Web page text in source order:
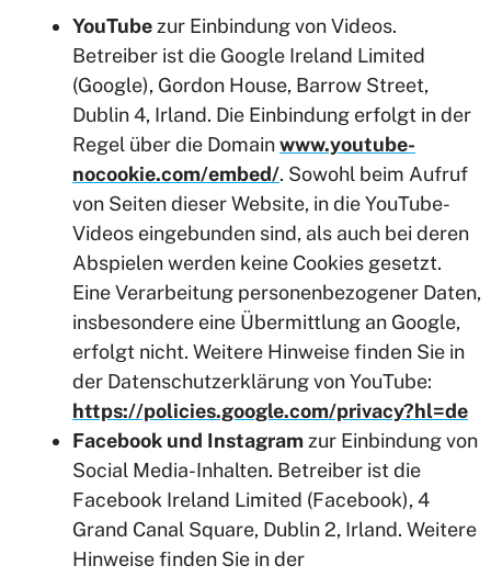
YouTube zur Einbindung von Videos.
Betreiber ist die Google Ireland Limited
(Google), Gordon House, Barrow Street,
Dublin 4, Irland. Die Einbindung erfolgt in der
Regel über die Domainwww.youtube-
nocookie.com/embed/. Sowohl beim Aufruf
von Seiten dieser Website, in die YouTube-
Videos eingebunden sind, als auch bei deren
Abspielen werden keine Cookies gesetzt.
Eine Verarbeitung personenbezogener Daten,
insbesondere eine Übermittlung an Google,
erfolgt nicht. Weitere Hinweise finden Sie in
der Datenschutzerklärung von YouTube:
https://policies.google.com/privacy?hl=de
Facebook und Instagram zur Einbindung von
Social Media-Inhalten. Betreiber ist die
Facebook Ireland Limited (Facebook), 4
Grand Canal Square, Dublin 2, Irland. Weitere
Hinweise finden Sie in der